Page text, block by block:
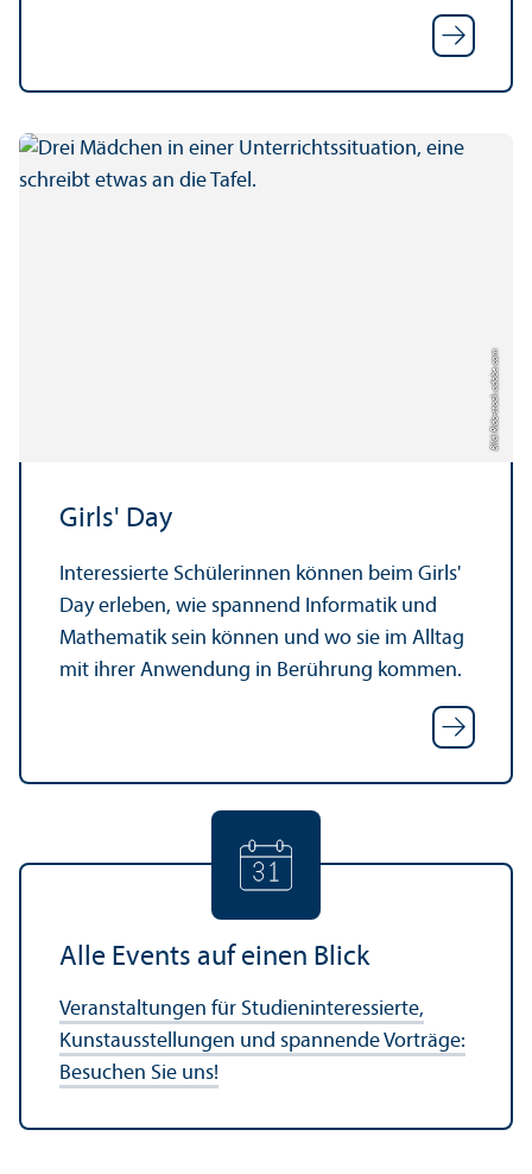
Bild: Rido-stock.adobe.com
Girls' Day
Interessierte Schülerinnen können beim Girls'
Day erleben, wie spannend Informatik und
Mathematik sein können und wo sie im Alltag
mit ihrer Anwendung in Berührung kommen.
Alle Events auf einen Blick
Veranstaltungen für Studien­interessierte,
Kunstausstellungen und spannende Vorträge:
Besuchen Sie uns!